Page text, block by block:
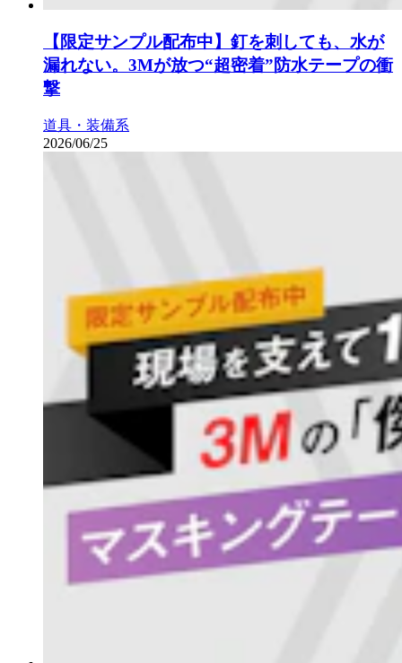
【限定サンプル配布中】釘を刺しても、水が
漏れない。3Mが放つ“超密着”防水テープの衝
撃
道具・装備系
2026/06/25